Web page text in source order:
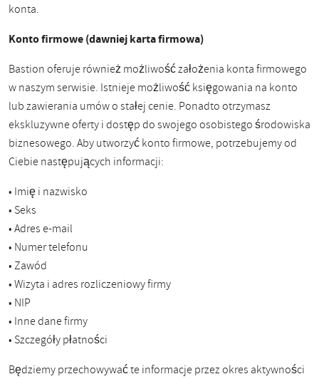
konta.
Konto firmowe (dawniej karta firmowa)
Bastion oferuje również możliwość założenia konta firmowego
w naszym serwisie. Istnieje możliwość księgowania na konto
lub zawierania umów o stałej cenie. Ponadto otrzymasz
ekskluzywne oferty i dostęp do swojego osobistego środowiska
biznesowego. Aby utworzyć konto firmowe, potrzebujemy od
Ciebie następujących informacji:
• Imię i nazwisko
• Seks
• Adres e-mail
• Numer telefonu
• Zawód
• Wizyta i adres rozliczeniowy firmy
• NIP
• Inne dane firmy
• Szczegóły płatności
Będziemy przechowywać te informacje przez okres aktywności